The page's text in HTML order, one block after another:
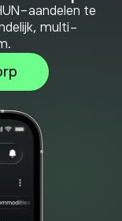
aandelen te
multi-